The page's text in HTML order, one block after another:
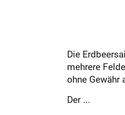
Die
mehrere
ohne
Der ...